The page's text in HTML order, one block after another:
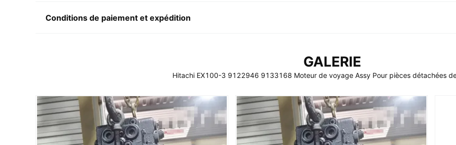
Conditions de paiement et expédition
GALERIE
Hitachi EX100-3 9122946 9133168 Moteur de voyage Assy Pour pièces détachées